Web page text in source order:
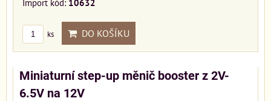
ks DO KOŠÍKU
Miniaturní step-up měnič booster z 2V-
6.5V na 12V